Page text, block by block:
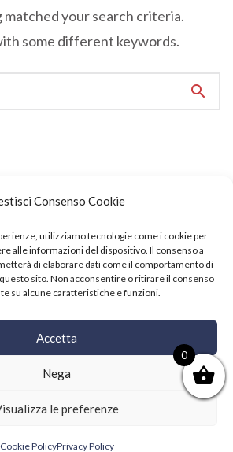
Consenso Cookie
utilizziamo tecnologie come i cookie per
alle informazioni del dispositivo. Il consenso a
di elaborare dati come il comportamento di
sito. Non acconsentire o ritirare il consenso
su alcune caratteristiche e funzioni.
Accetta
Nega
le preferenze
Cookie PolicyPrivacy Policy
matched your search criteria.
some different keywords.
search
All Rights Reserved.
0